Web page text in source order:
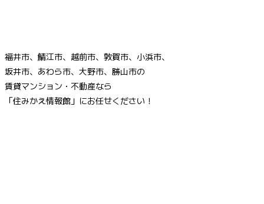
福井市、鯖江市、越前市、敦賀市、小浜市、
坂井市、あわら市、大野市、勝山市の
賃貸マンション・不動産なら
「住みかえ情報館」にお任せください！